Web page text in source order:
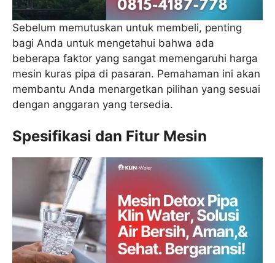
Sebelum memutuskan untuk membeli, penting
bagi Anda untuk mengetahui bahwa ada
beberapa faktor yang sangat memengaruhi harga
mesin kuras pipa di pasaran. Pemahaman ini akan
membantu Anda menargetkan pilihan yang sesuai
dengan anggaran yang tersedia.
Spesifikasi dan Fitur Mesin